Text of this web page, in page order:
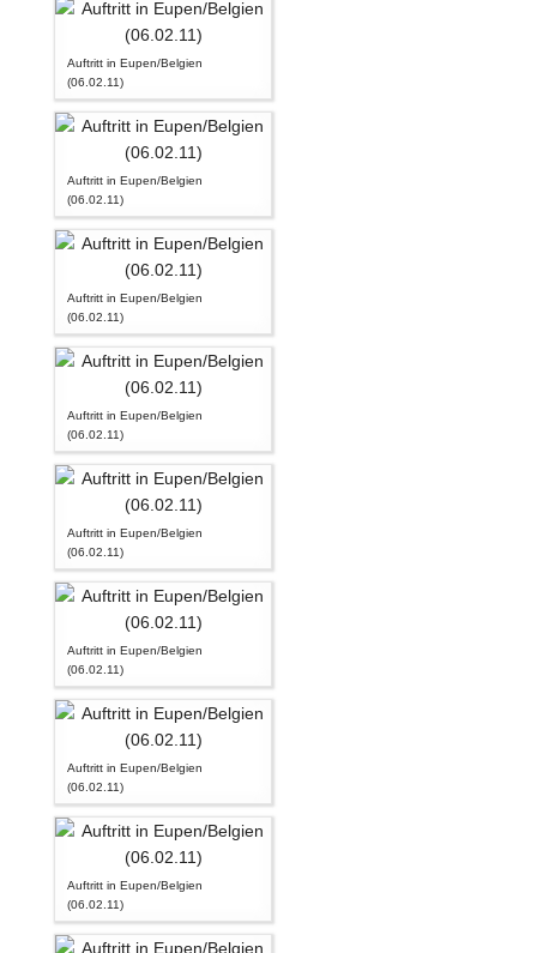
Auftritt in Eupen/Belgien
(06.02.11)
Auftritt in Eupen/Belgien
(06.02.11)
Auftritt in Eupen/Belgien
(06.02.11)
Auftritt in Eupen/Belgien
(06.02.11)
Auftritt in Eupen/Belgien
(06.02.11)
Auftritt in Eupen/Belgien
(06.02.11)
Auftritt in Eupen/Belgien
(06.02.11)
Auftritt in Eupen/Belgien
(06.02.11)